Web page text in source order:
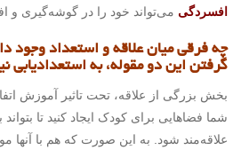
افسردگی می‌تواند خود را در گوشه‌گیری و
چه فرقی میان علاقه و استعداد وجود
گرفتن این دو مقوله، به استعدادیابی
بخش بزرگی از علاقه، تحت تاثیر آموزش
شما فضاهایی برای کودک ایجاد کنید تا
علاقه‌مند شود. به این صورت که هم با آنها